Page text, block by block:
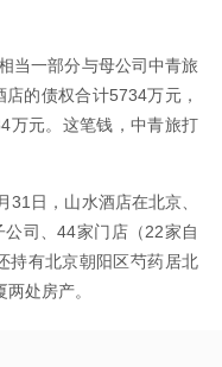
当一部分与母公司中青旅
的债权合计5734万元，
万元。这笔钱，中青旅打
日，山水酒店在北京、
司、44家门店（22家自
持有北京朝阳区芍药居北
处房产。